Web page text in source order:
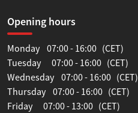
Opening hours
Monday 07:00 - 16:00 (CET)
Tuesday 07:00 - 16:00 (CET)
Wednesday 07:00 - 16:00 (CET)
Thursday 07:00 - 16:00 (CET)
Friday 07:00 - 13:00 (CET)